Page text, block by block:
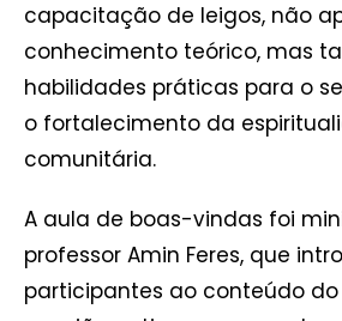
capacitação de leigos, não
conhecimento teórico, mas
habilidades práticas para o
o fortalecimento da
comunitária.
A aula de boas-vindas foi
professor Amin Feres, que
participantes ao conteúdo do